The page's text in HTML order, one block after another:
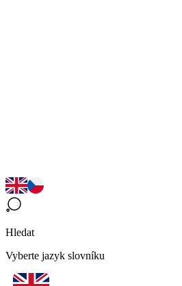
Hledat
Vyberte jazyk slovníku